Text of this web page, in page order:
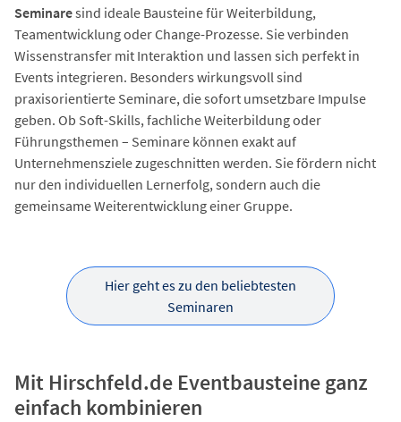
Seminaresind ideale Bausteine für Weiterbildung,
Teamentwicklung oder Change-Prozesse. Sie verbinden
Wissenstransfer mit Interaktion und lassen sich perfekt in
Events integrieren. Besonders wirkungsvoll sind
praxisorientierte Seminare, die sofort umsetzbare Impulse
geben. Ob Soft-Skills, fachliche Weiterbildung oder
Führungsthemen – Seminare können exakt auf
Unternehmensziele zugeschnitten werden. Sie fördern nicht
nur den individuellen Lernerfolg, sondern auch die
gemeinsame Weiterentwicklung einer Gruppe.
Hier geht es zu den beliebtesten
Seminaren
Mit Hirschfeld.de Eventbausteine ganz
einfach kombinieren